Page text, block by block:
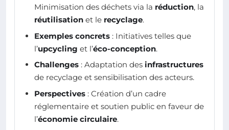
Minimisation des déchets via la réduction, la
réutilisation et le recyclage.
Exemples concrets : Initiatives telles que
l’upcycling et l’éco-conception.
Challenges : Adaptation des infrastructures
de recyclage et sensibilisation des acteurs.
Perspectives : Création d’un cadre
réglementaire et soutien public en faveur de
l’économie circulaire.